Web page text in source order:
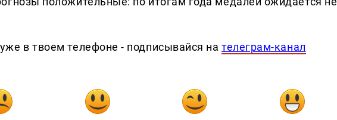
в твоем телефоне - подписывайся нателеграм-канал